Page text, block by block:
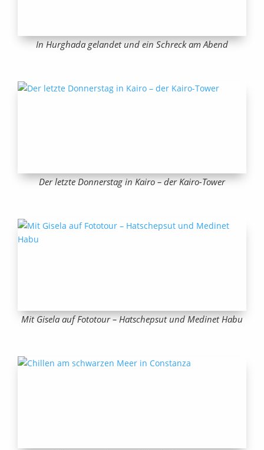
In Hurghada gelandet und ein Schreck am Abend
Der letzte Donnerstag in Kairo – der Kairo-Tower
Mit Gisela auf Fototour – Hatschepsut und Medinet Habu